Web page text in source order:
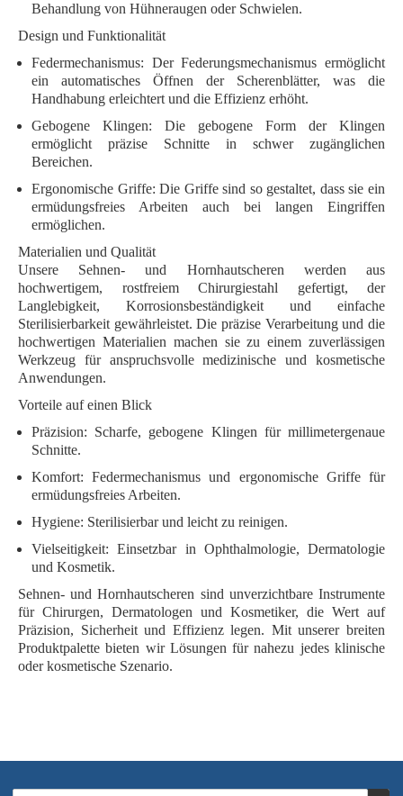
Behandlung von Hühneraugen oder Schwielen.
Design und Funktionalität
Federmechanismus: Der Federungsmechanismus ermöglicht
ein automatisches Öffnen der Scherenblätter, was die
Handhabung erleichtert und die Effizienz erhöht.
Gebogene Klingen: Die gebogene Form der Klingen
ermöglicht präzise Schnitte in schwer zugänglichen
Bereichen.
Ergonomische Griffe: Die Griffe sind so gestaltet, dass sie ein
ermüdungsfreies Arbeiten auch bei langen Eingriffen
ermöglichen.
Materialien und Qualität
Unsere Sehnen- und Hornhautscheren werden aus
hochwertigem, rostfreiem Chirurgiestahl gefertigt, der
Langlebigkeit, Korrosionsbeständigkeit und einfache
Sterilisierbarkeit gewährleistet. Die präzise Verarbeitung und die
hochwertigen Materialien machen sie zu einem zuverlässigen
Werkzeug für anspruchsvolle medizinische und kosmetische
Anwendungen.
Vorteile auf einen Blick
Präzision: Scharfe, gebogene Klingen für millimetergenaue
Schnitte.
Komfort: Federmechanismus und ergonomische Griffe für
ermüdungsfreies Arbeiten.
Hygiene: Sterilisierbar und leicht zu reinigen.
Vielseitigkeit: Einsetzbar in Ophthalmologie, Dermatologie
und Kosmetik.
Sehnen- und Hornhautscheren sind unverzichtbare Instrumente
für Chirurgen, Dermatologen und Kosmetiker, die Wert auf
Präzision, Sicherheit und Effizienz legen. Mit unserer breiten
Produktpalette bieten wir Lösungen für nahezu jedes klinische
oder kosmetische Szenario.